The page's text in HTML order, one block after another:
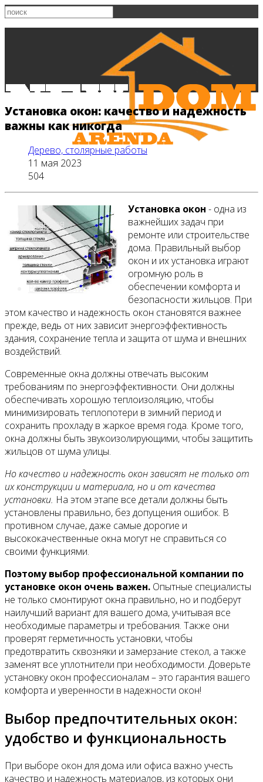
Главная
Все новости
Видео
Установка окон: качество и надежность
важны как никогда
Дерево, столярные работы
11 мая 2023
504
Установка окон - одна из
важнейших задач при
ремонте или строительстве
дома. Правильный выбор
окон и их установка играют
огромную роль в
обеспечении комфорта и
безопасности жильцов. При
этом качество и надежность окон становятся важнее
прежде, ведь от них зависит энергоэффективность
здания, сохранение тепла и защита от шума и внешних
воздействий.
Современные окна должны отвечать высоким
требованиям по энергоэффективности. Они должны
обеспечивать хорошую теплоизоляцию, чтобы
минимизировать теплопотери в зимний период и
сохранить прохладу в жаркое время года. Кроме того,
окна должны быть звукоизолирующими, чтобы защитить
жильцов от шума улицы.
Но качество и надежность окон зависят не только от
их конструкции и материала, но и от качества
установки. На этом этапе все детали должны быть
установлены правильно, без допущения ошибок. В
противном случае, даже самые дорогие и
высококачественные окна могут не справиться со
своими функциями.
Поэтому выбор профессиональной компании по
установке окон очень важен. Опытные специалисты
не только смонтируют окна правильно, но и подберут
наилучший вариант для вашего дома, учитывая все
необходимые параметры и требования. Также они
проверят герметичность установки, чтобы
предотвратить сквозняки и замерзание стекол, а также
заменят все уплотнители при необходимости. Доверьте
установку окон профессионалам – это гарантия вашего
комфорта и уверенности в надежности окон!
Выбор предпочтительных окон:
удобство и функциональность
При выборе окон для дома или офиса важно учесть
качество и надежность материалов, из которых они